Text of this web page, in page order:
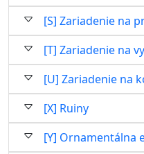
[S] Zariadenie na
[T] Zariadenie na
[U] Zariadenie na
[X] Ruiny
[Y] Ornamentálna